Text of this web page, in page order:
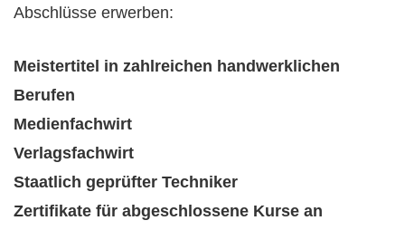
Abschlüsse erwerben:
Meistertitel in zahlreichen handwerklichen
Berufen
Medienfachwirt
Verlagsfachwirt
Staatlich geprüfter Techniker
Zertifikate für abgeschlossene Kurse an